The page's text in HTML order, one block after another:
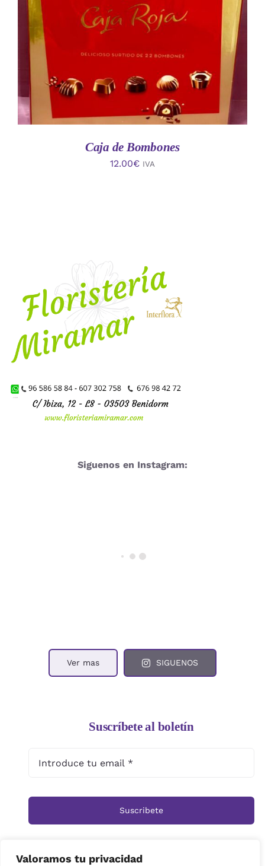
Valoramos tu privacidad
AÑADIR AL CARRITO
DETALLES
Caja de Bombones
12.00€ IVA
Siguenos en Instagram:
Ver mas SIGUENOS
Suscríbete al boletín
Suscribete